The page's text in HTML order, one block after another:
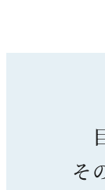
そ